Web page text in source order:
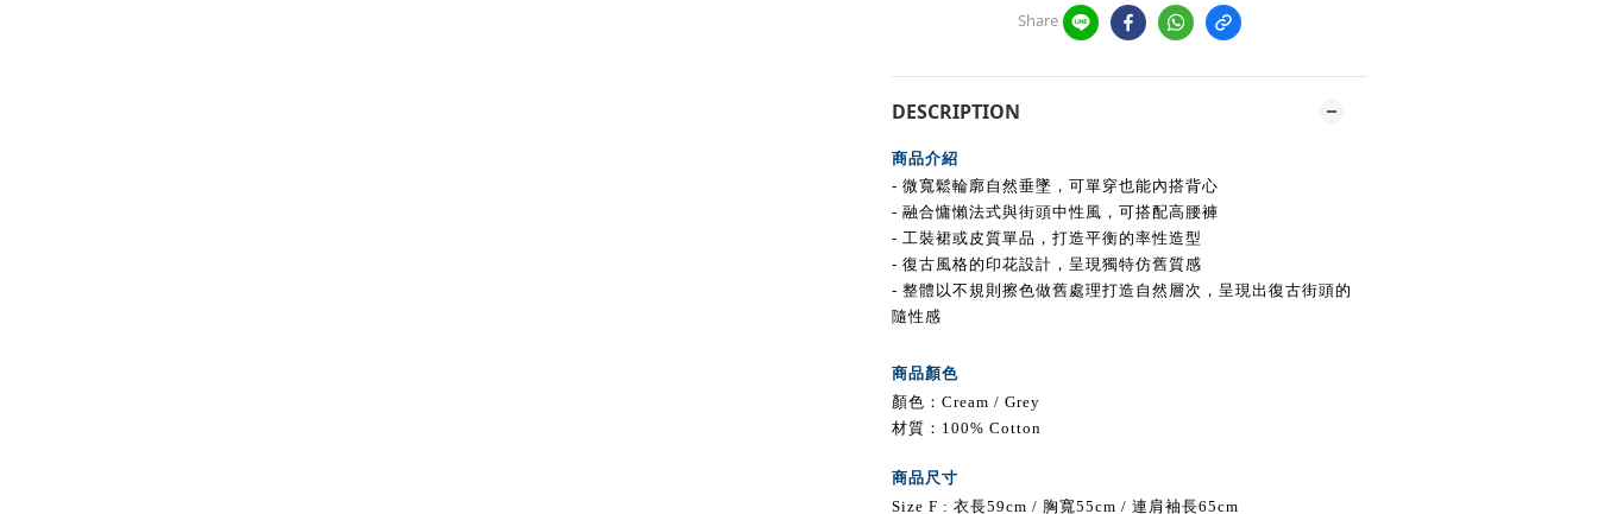
Share
DESCRIPTION
商品介紹
- 微寬鬆輪廓自然垂墜，可單穿也能內搭背心
- 融合慵懶法式與街頭中性風，可搭配高腰褲
- 工裝裙或皮質單品，打造平衡的率性造型
- 復古風格的印花設計，呈現獨特仿舊質感
- 整體以不規則擦色做舊處理打造自然層次， 呈現出復古街頭的
隨性感
商品顏色
顏色：Cream / Grey
材質：100% Cotton
商品尺寸
Size F : 衣長59cm / 胸寬55cm / 連肩袖長65cm